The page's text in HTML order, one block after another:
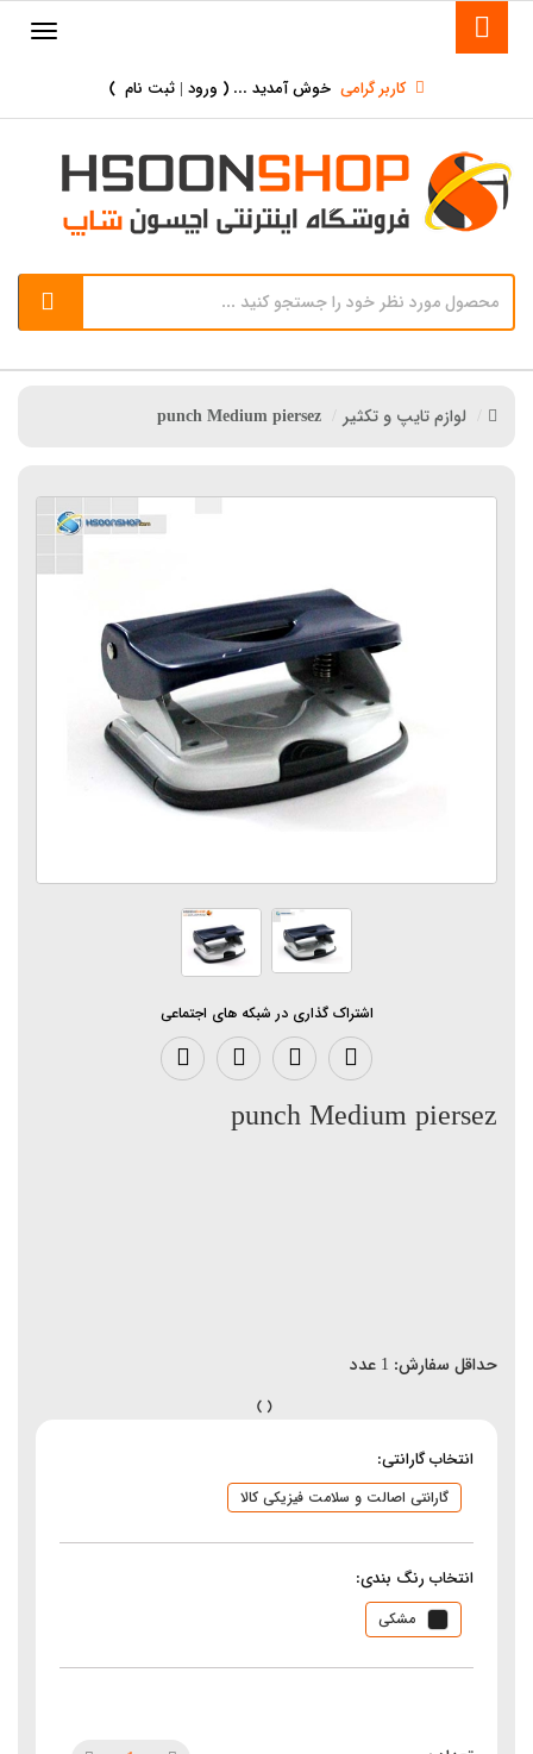
کاربر گرامی خوش آمدید ... ( ورود | ثبت نام )
لوازم تایپ و تکثیر punch Medium piersez
اشتراک گذاری در شبکه های اجتماعی
punch Medium piersez
حداقل سفارش: 1 عدد
انتخاب گارانتی:
گارانتی اصالت و سلامت فیزیکی کالا
انتخاب رنگ بندی:
مشکی